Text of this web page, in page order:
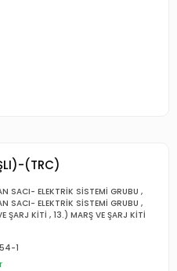
(TRC)
SACI- ELEKTRİK SİSTEMİ GRUBU ,
SACI- ELEKTRİK SİSTEMİ GRUBU ,
ŞARJ KİTİ ,13.) MARŞ VE ŞARJ KİTİ
1